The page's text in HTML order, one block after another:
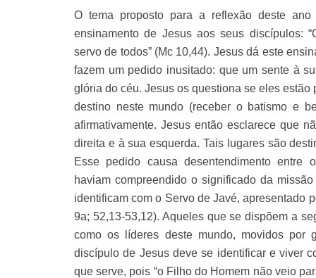
O tema proposto para a reflexão deste ano
ensinamento de Jesus aos seus discípulos:
servo de todos” (Mc 10,44). Jesus dá este
fazem um pedido inusitado: que um sente à
glória do céu. Jesus os questiona se eles
destino neste mundo (receber o batismo e
afirmativamente. Jesus então esclarece que
direita e à sua esquerda. Tais lugares são
Esse pedido causa desentendimento
haviam compreendido o significado da
identificam com o Servo de Javé, apresentado
9a; 52,13-53,12). Aqueles que se dispõem a
como os líderes deste mundo, movidos por
discípulo de Jesus deve se identificar e viver
que serve, pois “o Filho do Homem não veio